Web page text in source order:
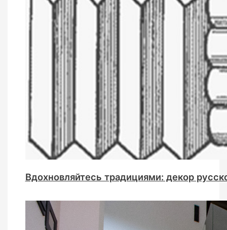
Вдохновляйтесь традициями: декор